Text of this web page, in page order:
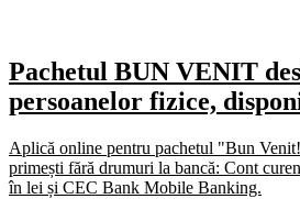
Pachetul BUN VENIT
persoanelor fizice,
Aplică online pentru pachetul "Bun
primești fără drumuri la bancă: Cont
în lei și CEC Bank Mobile Banking.​